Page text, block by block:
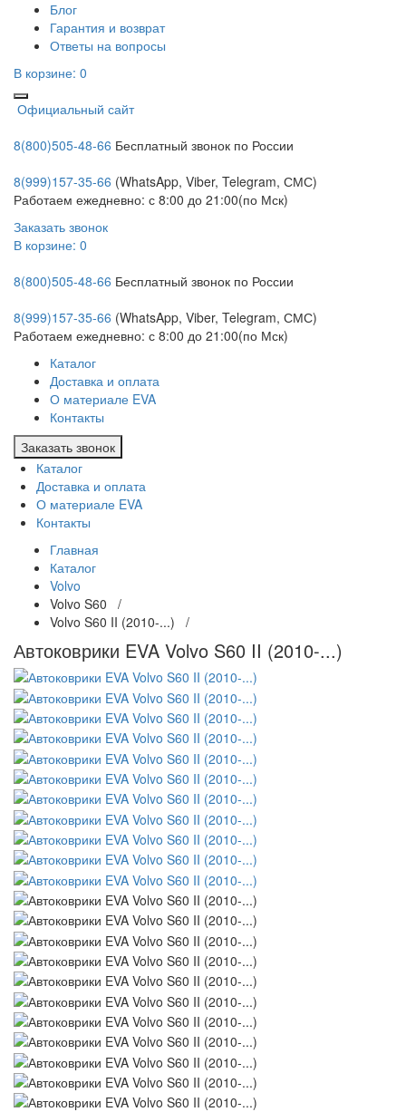
Блог
Гарантия и возврат
Ответы на вопросы
В корзине: 0
Официальный сайт
8(800)505-48-66 Бесплатный звонок по России
8(999)157-35-66 (WhatsApp, Viber, Telegram, СМС)
Работаем ежедневно: с 8:00 до 21:00(по Мск)
Заказать звонок
В корзине: 0
8(800)505-48-66 Бесплатный звонок по России
8(999)157-35-66 (WhatsApp, Viber, Telegram, СМС)
Работаем ежедневно: с 8:00 до 21:00(по Мск)
Каталог
Доставка и оплата
О материале EVA
Контакты
Заказать звонок
Каталог
Доставка и оплата
О материале EVA
Контакты
Главная
Каталог
Volvo
Volvo S60 /
Volvo S60 II (2010-...) /
Автоковрики EVA Volvo S60 II (2010-...)